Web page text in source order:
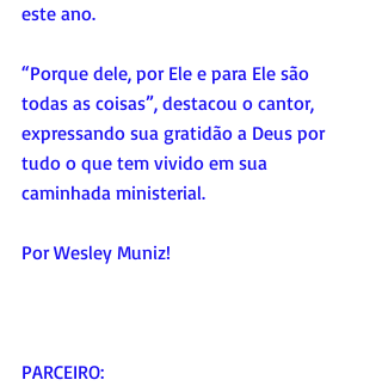
este ano.
“Porque dele, por Ele e para Ele são
todas as coisas”, destacou o cantor,
expressando sua gratidão a Deus por
tudo o que tem vivido em sua
caminhada ministerial.
Por Wesley Muniz!
PARCEIRO: